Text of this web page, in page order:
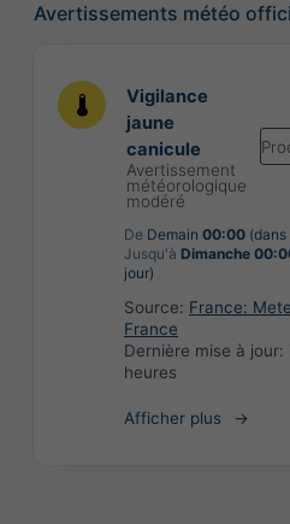
Avertissements météo
Vigilance
jaune
canicule
Avertissement
météorologique
modéré
De Demain 00:00
Jusqu'à Dimanche
jour)
Source: France:
France
Dernière mise à jour:
heures
Afficher plus